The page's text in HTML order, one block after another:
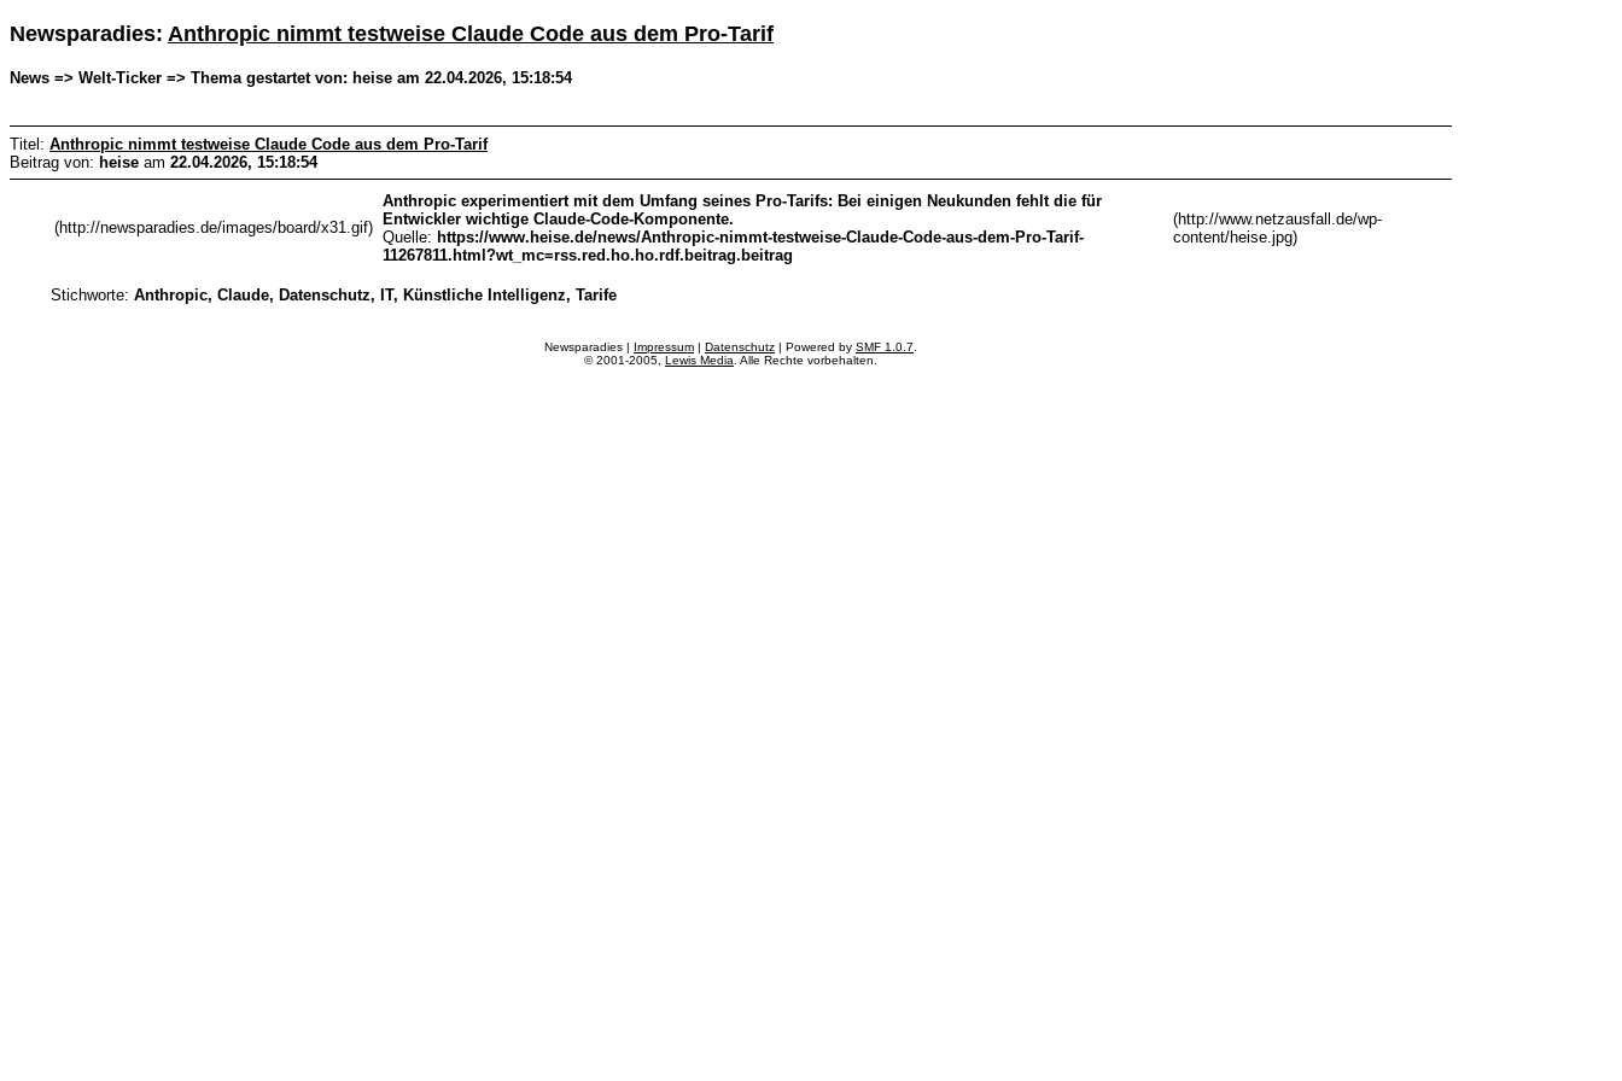
Newsparadies: Anthropic nimmt testweise Claude Code aus dem Pro-Tarif
News => Welt-Ticker => Thema gestartet von: heise am 22.04.2026, 15:18:54
Titel: Anthropic nimmt testweise Claude Code aus dem Pro-Tarif
Beitrag von: heise am 22.04.2026, 15:18:54
(http://newsparadies.de/images/board/x31.gif)
Anthropic experimentiert mit dem Umfang seines Pro-Tarifs: Bei einigen Neukunden fehlt die für
Entwickler wichtige Claude-Code-Komponente.
Quelle: https://www.heise.de/news/Anthropic-nimmt-testweise-Claude-Code-aus-dem-Pro-Tarif-
11267811.html?wt_mc=rss.red.ho.ho.rdf.beitrag.beitrag
(http://www.netzausfall.de/wp-
content/heise.jpg)
Stichworte:Anthropic, Claude, Datenschutz, IT, Künstliche Intelligenz, Tarife
Newsparadies | Impressum | Datenschutz | Powered by SMF 1.0.7
© 2001-2005, Lewis Media . Alle Rechte vorbehalten.